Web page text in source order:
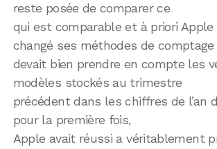
reste posée de comparer ce
qui est comparable et à priori Apple
changé ses méthodes de
devait bien prendre en compte les
modèles stockés au trimestre
précédent dans les chiffres de l’an
pour la première fois,
Apple avait réussi a véritablement